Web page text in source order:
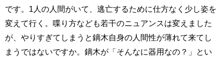
です。1人の人間がいて、逃亡するために仕方なく少し姿を
変えて行く。喋り方なども若干のニュアンスは変えました
が、やりすぎてしまうと鏑木自身の人間性が薄れて来てし
まうではないですか。鏑木が「そんなに器用なの？」とい